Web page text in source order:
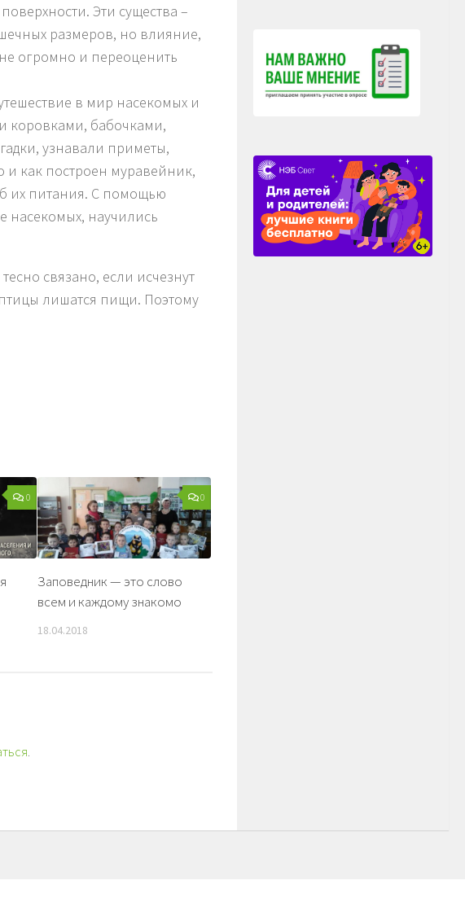
Эти существа –
размеров, но влияние,
огромно и переоценить
в мир насекомых и
коровками, бабочками,
узнавали приметы,
и как построен муравейник,
их питания. С помощью
насекомых, научились
связано, если исчезнут
лишатся пищи. Поэтому
0 0
Заповедник — это слово
всем и каждому знакомо
18.04.2018
.